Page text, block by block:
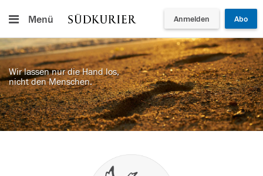
Menü Anmelden Abo
Wir lassen nur die Hand los,
nicht den Menschen.